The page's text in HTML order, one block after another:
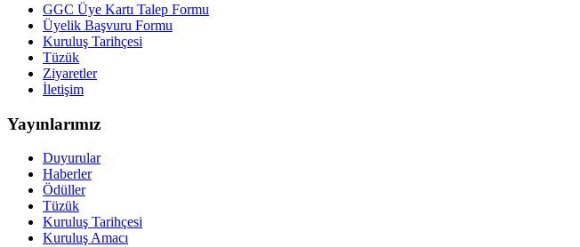
GGC Üye Kartı Talep Formu
Üyelik Başvuru Formu
Kuruluş Tarihçesi
Tüzük
Ziyaretler
İletişim
Yayınlarımız
Duyurular
Haberler
Ödüller
Tüzük
Kuruluş Tarihçesi
Kuruluş Amacı